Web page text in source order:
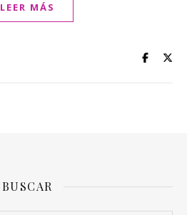
LEER MÁS
BUSCAR